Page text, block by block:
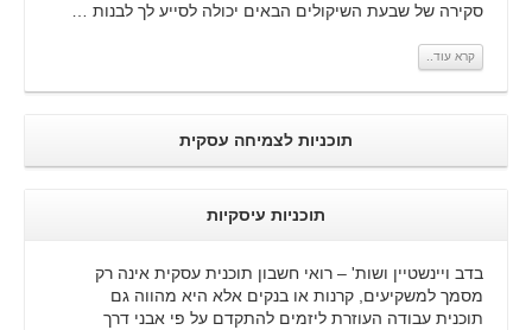
סקירה של שבעת השיקולים הבאים יכולה לסייע לך לבנות …
קרא עוד..
תוכניות לצמיחה עסקית
תוכניות עיסקיות
בדב ויינשטיין ושות' – רואי חשבון תוכנית עסקית אינה רק
מסמך למשקיעים, קרנות או בנקים אלא היא מהווה גם
תוכנית עבודה העוזרת ליזמים להתקדם על פי אבני דרך